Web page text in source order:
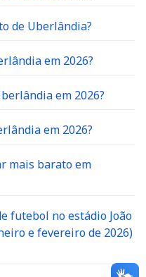
de Uberlândia?
em 2026?
em 2026?
em 2026?
mais barato em
futebol no estádio João
e fevereiro de 2026)